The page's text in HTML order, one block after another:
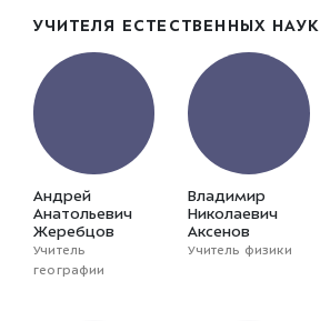
УЧИТЕЛЯ ЕСТЕСТВЕННЫХ НАУК
Андрей
Анатольевич
Жеребцов
Учитель
географии
Владимир
Николаевич
Аксенов
Учитель физики